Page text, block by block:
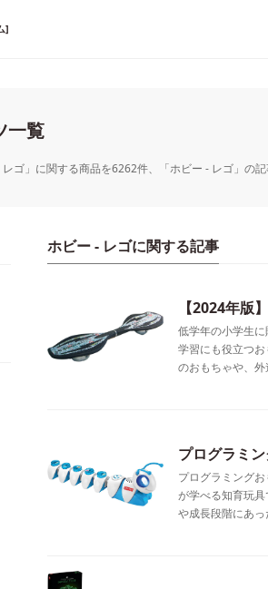
]
一覧
ゴ」に関する商品を6262件、「ホビー - レゴ」の
ホビー - レゴに関する記事
【2024年版
低学年の小学生
学習にも役立つ
のおもちゃや、
プログラミ
プログラミング
が学べる知育玩
や成長段階にあ